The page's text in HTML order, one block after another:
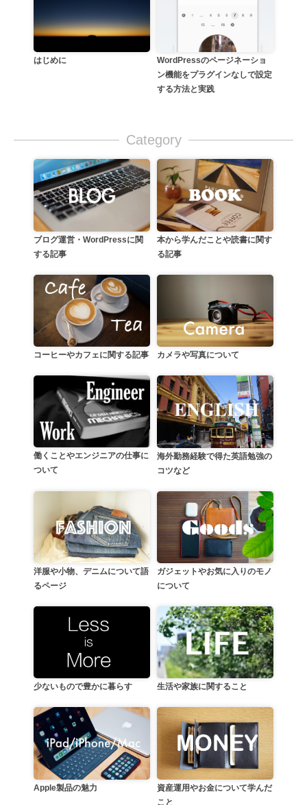
はじめに
WordPressのページネーショ
ン機能をプラグインなしで設定
する方法と実践
Category
ブログ運営・WordPressに関
する記事
本から学んだことや読書に関す
る記事
コーヒーやカフェに関する記事 カメラや写真について
働くことやエンジニアの仕事に
ついて
海外勤務経験で得た英語勉強の
コツなど
洋服や小物、デニムについて語
るページ
ガジェットやお気に入りのモノ
について
少ないもので豊かに暮らす 生活や家族に関すること
Apple製品の魅力
資産運用やお金について学んだ
こと